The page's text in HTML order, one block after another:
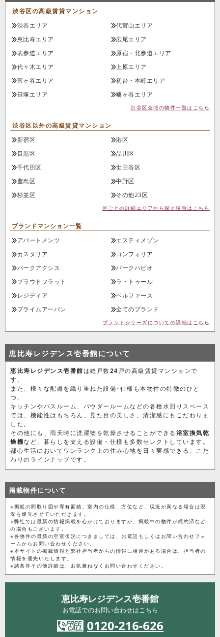
渋谷区の高級賃貸マンション
渋谷エリア
代官山エリア
恵比寿エリア
広尾エリア
表参道エリア
原宿・北参道エリア
代々木エリア
上原エリア
富ヶ谷エリア
初台・本町エリア
笹塚エリア
幡ヶ谷エリア
渋谷区全域の物件一覧はこちら
渋谷区以外の高級賃貸マンション
新宿区
港区
目黒区
品川区
千代田区
世田谷区
豊島区
中野区
杉並区
その他23区
区ごとの詳細エリアから探す場合はこちら
ブランドマンション一覧
アパートメンツ
エスティメゾン
カスタリア
コンフォリア
パークアクシス
パークハビオ
プラウドフラット
ラ・トゥール
レジディア
ベルファース
プライムアーバン
全てのブランド
ブランドシリーズについての詳細はこちら
恵比寿レジデンス壱番館について
恵比寿レジデンス壱番館は総戸数24 戸の高級賃貸マンションで
す。
また、様々な配慮を織り重ねた設備･仕様も本物件の特徴のひと
つ。
キッチンやバスルーム、パウダールームなどの各種水回りスペース
では、機能性はもちろん、見た目の美しさ、清潔感にもこだわりま
した。
その他にも、雨天時に洗濯物を乾燥させることができる浴室換気乾
燥機など、暮らしを支える設備・仕様も多数セレクトしています。
都心生活においてワンランク上の住み心地を日々実感できる、こだ
わりのラインナップです。
掲載物件について
※掲載の間取り図や専有面積、室内の仕様、方位など、現況が異なる場合は現
況を優先させていただきます。
※弊社では最新の情報掲載を心がけておりますが、掲載中の物件が成約済など
の場合もございます。
※各物件の最新の空室状況につきましては、お電話もしくはお問い合わせフォ
ームからお問い合わせください。
※本サイトの掲載情報と弊社担当者からの情報に相違がある場合は、担当者の
情報を優先いたします。
※諸条件その他詳細は、お気兼ねなくお問い合わせください。
恵比寿レジデンス壱番館
お電話でのお問い合わせはこちら
0120-216-626